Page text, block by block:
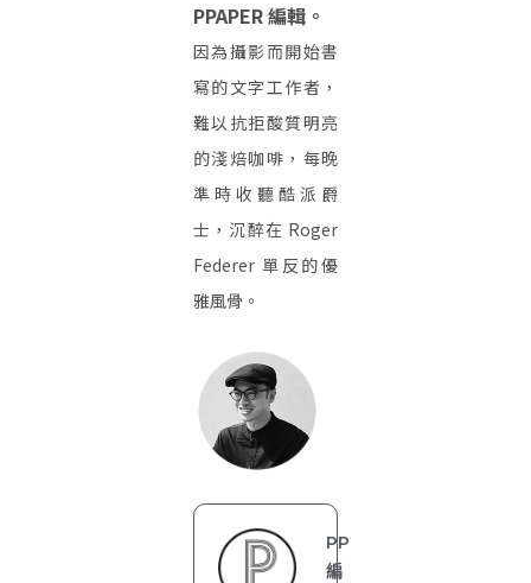
PPAPER 編輯。
因為攝影而開始書
寫的文字工作者，
難以抗拒酸質明亮
的淺焙咖啡，每晚
準時收聽酷派爵
士，沉醉在 Roger
Federer 單反的優
雅風骨。
PP
編